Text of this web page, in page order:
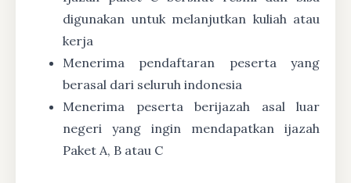
digunakan untuk melanjutkan kuliah atau
kerja
Menerima pendaftaran peserta yang
berasal dari seluruh indonesia
Menerima peserta berijazah asal luar
negeri yang ingin mendapatkan ijazah
Paket A, B atau C